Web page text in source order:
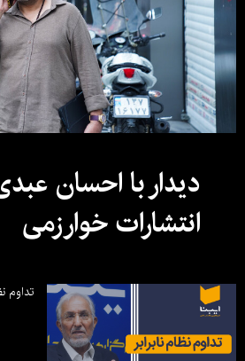
دیدار با احسان
انتشارات خوارزمی
تداوم